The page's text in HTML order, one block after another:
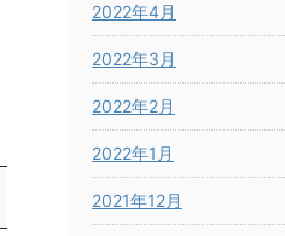
2022年4月
2022年3月
2022年2月
2022年1月
2021年12月